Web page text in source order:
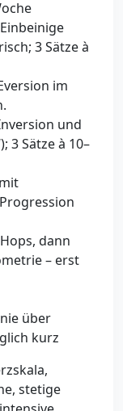
3 Sätze à
im
und
3 Sätze à 10–
dann
– erst
über
kurz
stetige